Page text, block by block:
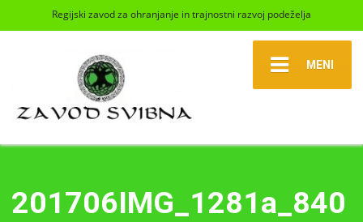
Regijski zavod za ohranjanje in trajnostni razvoj podeželja
MENI
201706IMG_1281a_840